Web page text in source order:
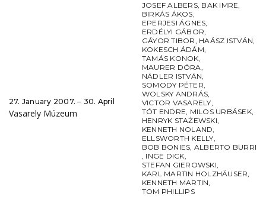
27. January 2007. ‒ 30. April
Vasarely Múzeum
JOSEF ALBERS, BAK IMRE,
BIRKÁS ÁKOS,
EPERJESI ÁGNES,
ERDÉLYI GÁBOR,
GÁYOR TIBOR, HAÁSZ ISTVÁN,
KOKESCH ÁDÁM,
TAMÁS KONOK,
MAURER DÓRA,
NÁDLER ISTVÁN,
SOMODY PÉTER,
WOLSKY ANDRÁS,
VICTOR VASARELY,
TÓT ENDRE, MILOS URBÁSEK,
HENRYK STAŻEWSKI,
KENNETH NOLAND,
ELLSWORTH KELLY,
BOB BONIES, ALBERTO BURRI
, INGE DICK,
STEFAN GIEROWSKI,
KARL MARTIN HOLZHÄUSER,
KENNETH MARTIN,
TOM PHILLIPS